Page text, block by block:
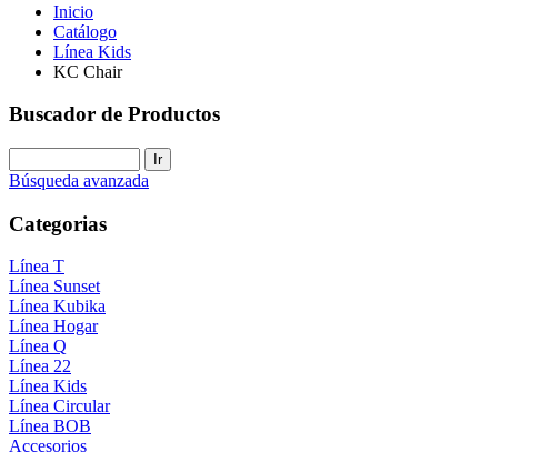
Inicio
Catálogo
Línea Kids
KC Chair
Buscador de Productos
Búsqueda avanzada
Categorias
Línea T
Línea Sunset
Línea Kubika
Línea Hogar
Línea Q
Línea 22
Línea Kids
Línea Circular
Línea BOB
Accesorios